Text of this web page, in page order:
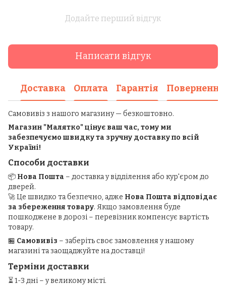
Додайте перший відгук
Написати відгук
Доставка Оплата Гарантія Повернення
Самовивіз з нашого магазину — безкоштовно.
Магазин "Малятко" цінує ваш час, тому ми
забезпечуємо швидку та зручну доставку по всій
Україні!
Способи доставки
📦 Нова Пошта – доставка у відділення або кур'єром до
дверей.
🚀 Це швидко та безпечно, адже Нова Пошта відповідає
за збереження товару. Якщо замовлення буде
пошкоджене в дорозі – перевізник компенсує вартість
товару.
🏪 Самовивіз – заберіть своє замовлення у нашому
магазині та заощаджуйте на доставці!
Терміни доставки
⏳ 1-3 дні – у великому місті.